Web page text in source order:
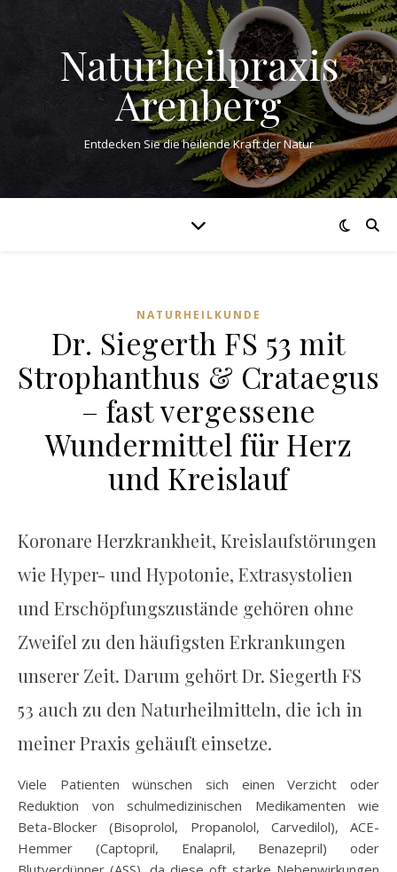
Naturheilpraxis
Arenberg
Entdecken Sie die heilende Kraft der Natur
NATURHEILKUNDE
Dr. Siegerth FS 53 mit
Strophanthus & Crataegus
– fast vergessene
Wundermittel für Herz
und Kreislauf
Koronare Herzkrankheit, Kreislaufstörungen
wie Hyper- und Hypotonie, Extrasystolien
und Erschöpfungszustände gehören ohne
Zweifel zu den häufigsten Erkrankungen
unserer Zeit. Darum gehört Dr. Siegerth FS
53 auch zu den Naturheilmitteln, die ich in
meiner Praxis gehäuft einsetze.
Viele Patienten wünschen sich einen Verzicht oder
Reduktion von schulmedizinischen Medikamenten wie
Beta-Blocker (Bisoprolol, Propanolol, Carvedilol), ACE-
Hemmer (Captopril, Enalapril, Benazepril) oder